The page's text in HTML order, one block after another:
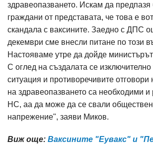
здравеопазването. Искам да предпазя
граждани от представата, че това е
скандала с ваксините. Заедно с ДПС
декември сме внесли питане по този
Настояваме утре да дойде
С оглед на създалата се
ситуация и противоречивите
на здравеопазването са необходими и
НС, аа да може да се свали
напрежение", заяви Миков.
Виж още: Ваксините "Еувакс" и